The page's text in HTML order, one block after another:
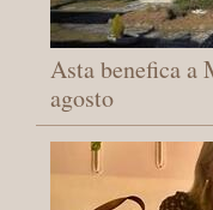
Asta benefica a
agosto